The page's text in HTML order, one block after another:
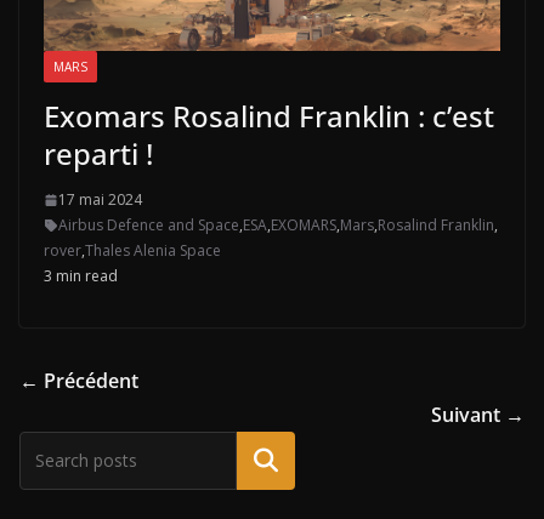
MARS
Exomars Rosalind Franklin : c’est
reparti !
17 mai 2024
Airbus Defence and Space,ESA,EXOMARS,Mars,Rosalind Franklin,
rover,Thales Alenia Space
3 min read
← Précédent
Suivant →